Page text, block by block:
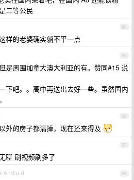
二等公民
94
样的老婆确实躺不平一点
95
是周围加拿大澳大利亚的有。赞同#15 说
下吧。。高中再送出去好一些。虽然国内
96
外的房子都清掉，现在还来得及
97
聊 刷视频刷多了
98
Android